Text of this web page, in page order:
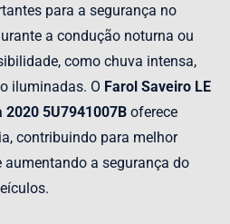
para a segurança no
a condução noturna ou
como chuva intensa,
iluminadas. O Farol Saveiro LE
2020 5U7941007B oferece
contribuindo para melhor
a segurança do